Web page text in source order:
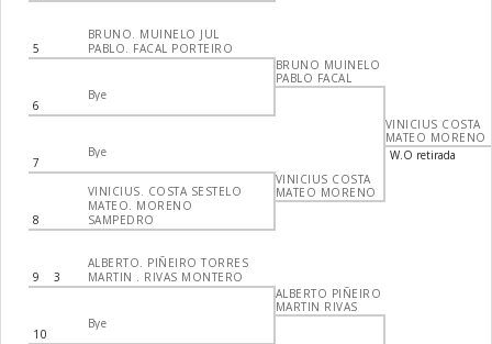
5
BRUNO. MUINELO JUL
PABLO. FACAL PORTEIRO
6
Bye
7
Bye
8
VINICIUS. COSTA SESTELO
MATEO. MORENO
SAMPEDRO
9 3
ALBERTO. PIÑEIRO TORRES
MARTIN . RIVAS MONTERO
10
Bye
BRUNO MUINELO
PABLO FACAL
VINICIUS COSTA
MATEO MORENO
ALBERTO PIÑEIRO
MARTIN RIVAS
VINICIUS COSTA
MATEO MORENO
W.O retirada